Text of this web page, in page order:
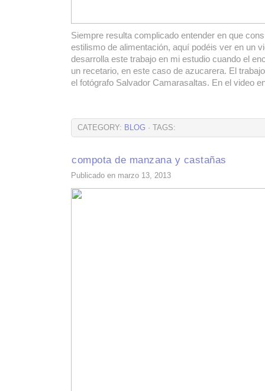
Siempre resulta complicado entender en que
estilismo de alimentación, aquí podéis ver en un
desarrolla este trabajo en mi estudio cuando el
un recetario, en este caso de azucarera. El
el fotógrafo Salvador Camarasaltas. En el video
CATEGORY: BLOG · TAGS:
compota de manzana y castañas
Publicado en marzo 13, 2013